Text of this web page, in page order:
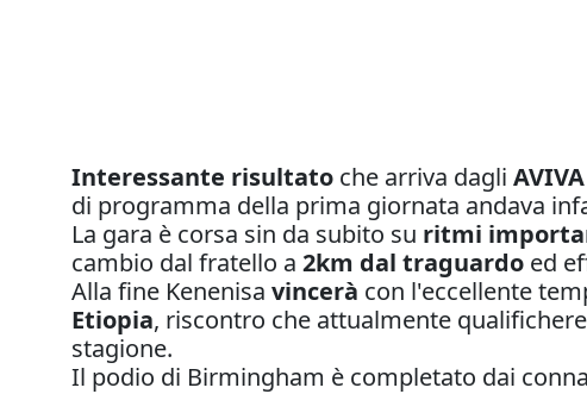
Interessante risultato che arriva dagli
di programma della prima giornata andava
La gara è corsa sin da subito su ritmi
cambio dal fratello a 2km dal traguardo ed
Alla fine Kenenisa vincerà con l'eccellente
Etiopia, riscontro che attualmente
stagione.
Il podio di Birmingham è completato dai